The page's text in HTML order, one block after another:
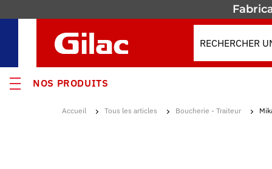
NOS PRODUITS
Accueil Tous les articles Boucherie - Traiteur